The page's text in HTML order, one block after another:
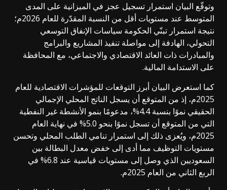
وتوقّع البيان استمرار تسجيل عجز في الميزانية على المدى
المتوسط عند مستويات أقل من النسبة المقدّرة للعام 2026م؛
نتيجة استمرار تبنّي الحكومة سياسات الإنفاق التوسعي
التحولي، الهادفة إلى مواصلة تنفيذ المشاريع والبرامج
والمبادرات ذات العائد الاقتصادي والاجتماعي، مع المحافظة
على الاستدامة المالية.
كما استعرض البيان أبرز التوقعات للمؤشرات الاقتصادية للعام
2025م، إذ من المتوقع أن يسجل الناتج المحلي الإجمالي
الحقيقي نموًا بنسبة 4.4%، مدعومًا بنمو الأنشطة غير النفطية
التي من المتوقع أن تسجل نموًا بنحو 5.0% في نهاية العام
2025م، ويُعزى ذلك إلى استمرار تنامي الطلب المحلي وتحسن
مستويات التوظيف مما أدى إلى خفض معدل البطالة بين
السعوديين الذي وصل إلى مستويات قياسية عند 6.8% في
الربع الثاني من العام 2025م.